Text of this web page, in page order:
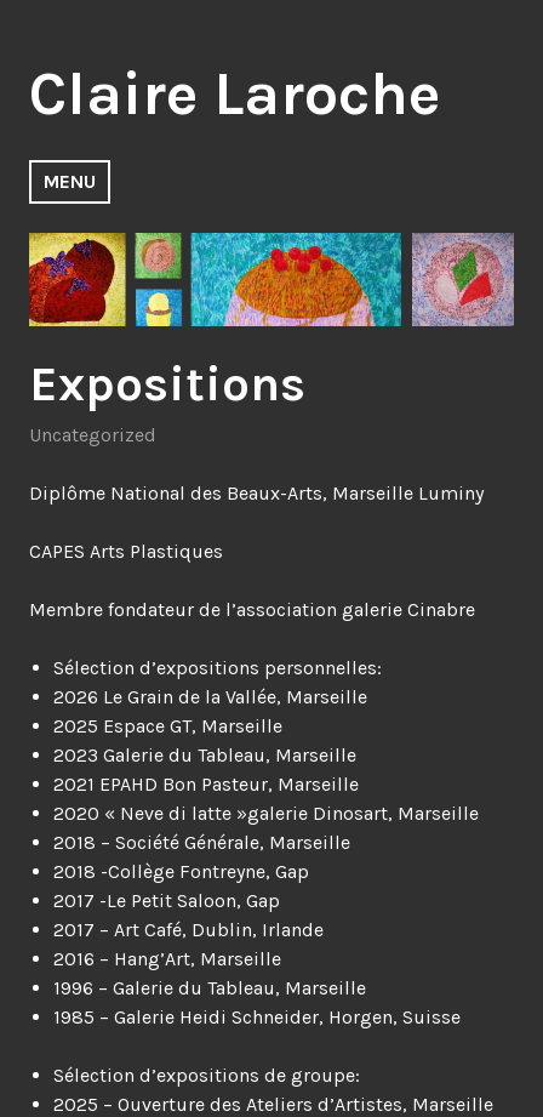
contenu
principal
Claire Laroche
MENU
Expositions
Uncategorized
Diplôme National des Beaux-Arts, Marseille Luminy
CAPES Arts Plastiques
Membre fondateur de l’association galerie Cinabre
Sélection d’expositions personnelles:
2026 Le Grain de la Vallée, Marseille
2025 Espace GT, Marseille
2023 Galerie du Tableau, Marseille
2021 EPAHD Bon Pasteur, Marseille
2020 « Neve di latte »galerie Dinosart, Marseille
2018 – Société Générale, Marseille
2018 -Collège Fontreyne, Gap
2017 -Le Petit Saloon, Gap
2017 – Art Café, Dublin, Irlande
2016 – Hang’Art, Marseille
1996 – Galerie du Tableau, Marseille
1985 – Galerie Heidi Schneider, Horgen, Suisse
Sélection d’expositions de groupe:
2025 – Ouverture des Ateliers d’Artistes, Marseille